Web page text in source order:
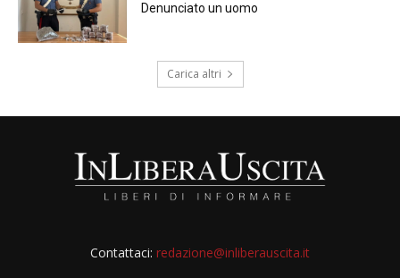
Denunciato un uomo
Carica altri
Contattaci: redazione@inliberauscita.it